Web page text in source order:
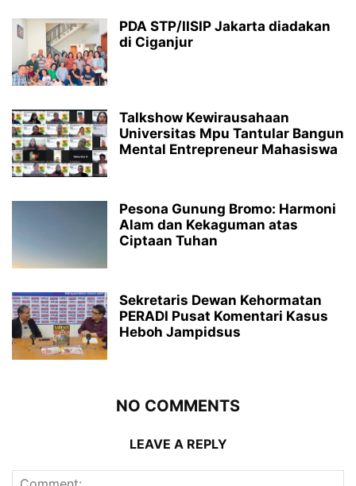
PDA STP/IISIP Jakarta diadakan
di Ciganjur
Talkshow Kewirausahaan
Universitas Mpu Tantular Bangun
Mental Entrepreneur Mahasiswa
Pesona Gunung Bromo: Harmoni
Alam dan Kekaguman atas
Ciptaan Tuhan
Sekretaris Dewan Kehormatan
PERADI Pusat Komentari Kasus
Heboh Jampidsus
NO COMMENTS
LEAVE A REPLY